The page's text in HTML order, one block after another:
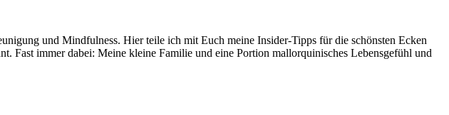
und Mindfulness. Hier teile ich mit Euch meine Insider-Tipps für die schönsten Ecken
Fast immer dabei: Meine kleine Familie und eine Portion mallorquinisches Lebensgefühl und